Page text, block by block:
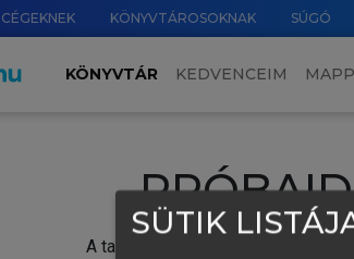
CÉGEKNEK KÖNYVTÁROSOKNAK SÚGÓ
KÖNYVTÁR KEDVENCEIM
A tartalom megtekintéséhez lépj
SÜTIK